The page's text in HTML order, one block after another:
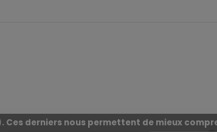
derniers nous permettent de mieux